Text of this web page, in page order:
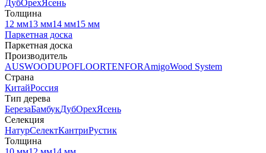
ДубОрехЯсень
Толщина
12 мм13 мм14 мм15 мм
Паркетная доска
Паркетная доска
Производитель
AUSWOODUPOFLOORTENFORAmigoWood System
Страна
КитайРоссия
Тип дерева
БерезаБамбукДубОрехЯсень
Селекция
НатурСелектКантриРустик
Толщина